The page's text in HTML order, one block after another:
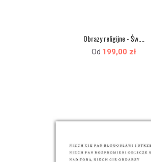
Obrazy religijne - Św....
Od 199,00 zł